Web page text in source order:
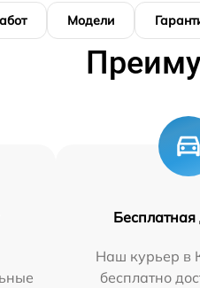
Модели
Бесплатная
Наш курьер в
бесплатно